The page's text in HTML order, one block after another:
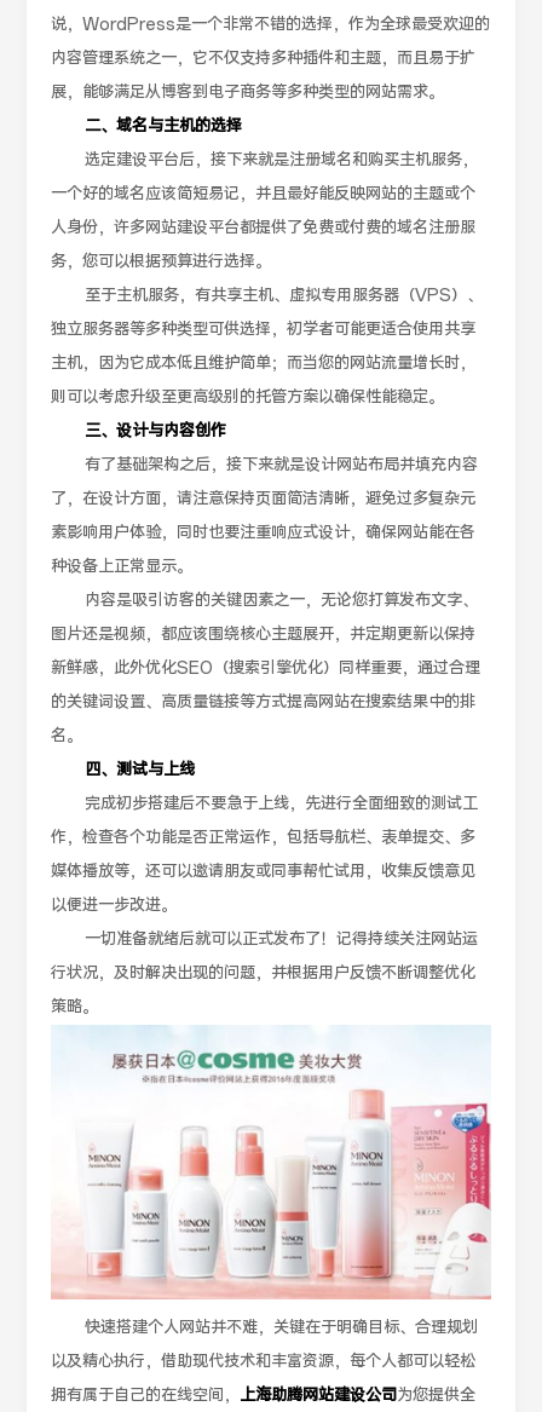
说，WordPress是一个非常不错的选择，作为全球最受欢迎的
内容管理系统之一，它不仅支持多种插件和主题，而且易于扩
展，能够满足从博客到电子商务等多种类型的网站需求。
二、域名与主机的选择
选定建设平台后，接下来就是注册域名和购买主机服务，
一个好的域名应该简短易记，并且最好能反映网站的主题或个
人身份，许多网站建设平台都提供了免费或付费的域名注册服
务，您可以根据预算进行选择。
至于主机服务，有共享主机、虚拟专用服务器（VPS）、
独立服务器等多种类型可供选择，初学者可能更适合使用共享
主机，因为它成本低且维护简单；而当您的网站流量增长时，
则可以考虑升级至更高级别的托管方案以确保性能稳定。
三、设计与内容创作
有了基础架构之后，接下来就是设计网站布局并填充内容
了，在设计方面，请注意保持页面简洁清晰，避免过多复杂元
素影响用户体验，同时也要注重响应式设计，确保网站能在各
种设备上正常显示。
内容是吸引访客的关键因素之一，无论您打算发布文字、
图片还是视频，都应该围绕核心主题展开，并定期更新以保持
新鲜感，此外优化SEO（搜索引擎优化）同样重要，通过合理
的关键词设置、高质量链接等方式提高网站在搜索结果中的排
名。
四、测试与上线
完成初步搭建后不要急于上线，先进行全面细致的测试工
作，检查各个功能是否正常运作，包括导航栏、表单提交、多
媒体播放等，还可以邀请朋友或同事帮忙试用，收集反馈意见
以便进一步改进。
一切准备就绪后就可以正式发布了！记得持续关注网站运
行状况，及时解决出现的问题，并根据用户反馈不断调整优化
策略。
快速搭建个人网站并不难，关键在于明确目标、合理规划
以及精心执行，借助现代技术和丰富资源，每个人都可以轻松
拥有属于自己的在线空间， 上海助腾网站建设公司为您提供全